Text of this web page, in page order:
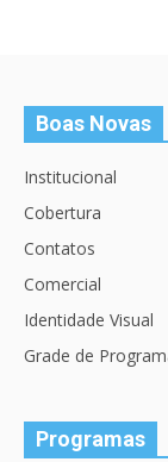
Boas Novas
Institucional
Cobertura
Contatos
Comercial
Identidade Visual
Grade de
Programas